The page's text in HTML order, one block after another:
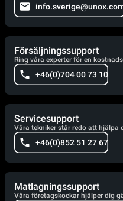
Försäljningssupport
Ring våra experter för en
+46(0)704 00 73 10
Servicesupport
Våra tekniker står redo att hjälpa
+46(0)852 51 27 67
Matlagningssupport
Våra företagskockar hjälper dig